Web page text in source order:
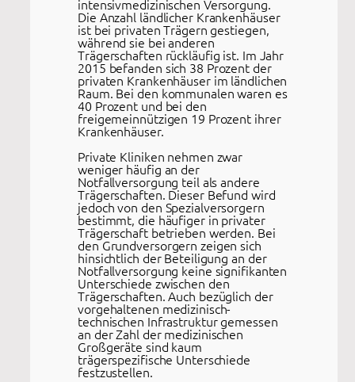
intensivmedizinischen Versorgung.
Die Anzahl ländlicher Krankenhäuser
ist bei privaten Trägern gestiegen,
während sie bei anderen
Trägerschaften rückläufig ist. Im Jahr
2015 befanden sich 38 Prozent der
privaten Krankenhäuser im ländlichen
Raum. Bei den kommunalen waren es
40 Prozent und bei den
freigemeinnützigen 19 Prozent ihrer
Krankenhäuser.
Private Kliniken nehmen zwar
weniger häufig an der
Notfallversorgung teil als andere
Trägerschaften. Dieser Befund wird
jedoch von den Spezialversorgern
bestimmt, die häufiger in privater
Trägerschaft betrieben werden. Bei
den Grundversorgern zeigen sich
hinsichtlich der Beteiligung an der
Notfallversorgung keine signifikanten
Unterschiede zwischen den
Trägerschaften. Auch bezüglich der
vorgehaltenen medizinisch-
technischen Infrastruktur gemessen
an der Zahl der medizinischen
Großgeräte sind kaum
trägerspezifische Unterschiede
festzustellen.